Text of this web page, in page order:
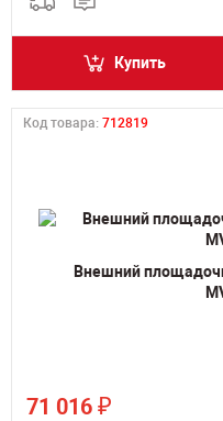
Купить
Код товара: 712819
Внешний
71 016 ₽